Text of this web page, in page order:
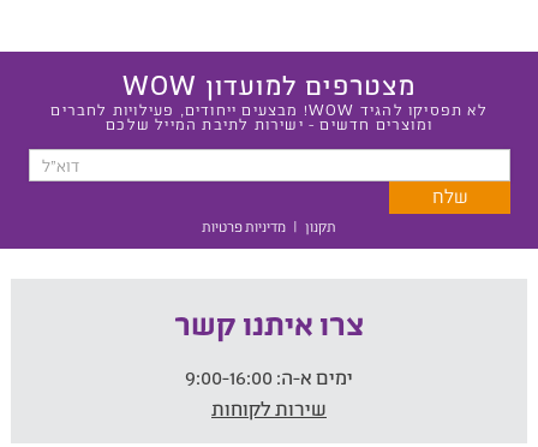
מצטרפים למועדון WOW
לא תפסיקו להגיד WOW! מבצעים ייחודים, פעילויות לחברים
ומוצרים חדשים - ישירות לתיבת המייל שלכם
תקנון | מדיניות פרטיות
צרו איתנו קשר
ימים א-ה:
שירות לקוחות